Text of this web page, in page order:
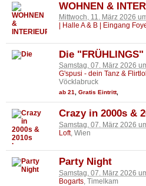
WOHNEN &
Mittwoch, 11. März 2026
| Halle A & B | Eingang
Die "FRÜHLINGS"
Samstag, 07. März 2026
G'spusi - dein Tanz &
Vöcklabruck
ab 21, Gratis Eintritt,
Crazy in 2000s &
Samstag, 07. März 2026
Loft, Wien
Party Night
Samstag, 07. März 2026
Bogarts , Timelkam